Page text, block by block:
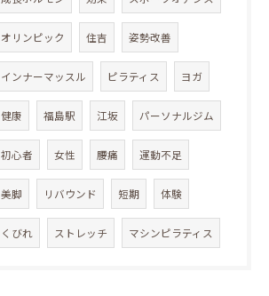
オリンピック 住吉 姿勢改善
インナーマッスル ピラティス ヨガ
健康 福島駅 江坂 パーソナルジム
初心者 女性 腰痛 運動不足
美脚 リバウンド 短期 体験
くびれ ストレッチ マシンピラティス